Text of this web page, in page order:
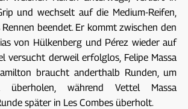
und wechselt auf die Medium-Reifen,
beendet. Er kommt zwischen den
von Hülkenberg und Pérez wieder auf
versucht derweil erfolglos, Felipe Massa
braucht anderthalb Runden, um
überholen, während Vettel Massa
später in Les Combes überholt.